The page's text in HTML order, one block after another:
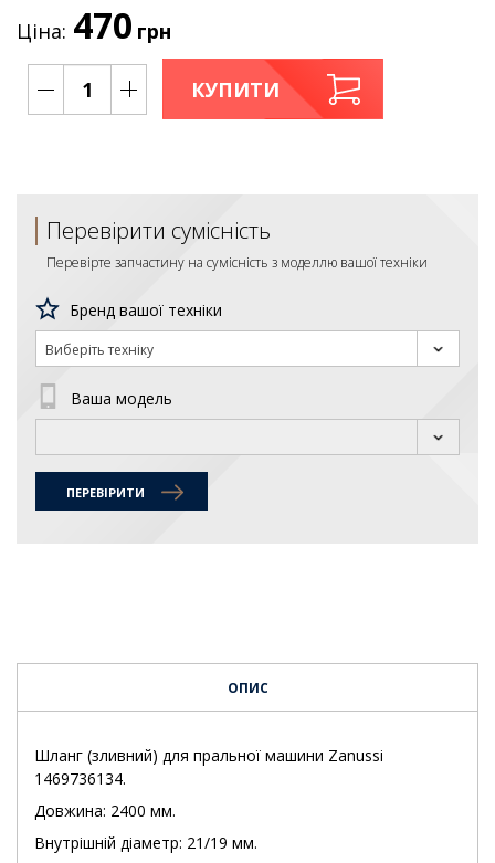
Ціна: 470 грн
КУПИТИ
Перевірити сумісність
Перевірте запчастину на сумісність з моделлю вашої техніки
Бренд вашої техніки
Виберіть техніку
Ваша модель
ПЕРЕВІРИТИ
ОПИС
Шланг (зливний) для пральної машини Zanussi
1469736134.
Довжина: 2400 мм.
Внутрішній діаметр: 21/19 мм.